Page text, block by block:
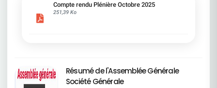
cadre du dialogue social.Bonne lecture !
Compte rendu Plénière Octobre 2025
251,39 Ko
Résumé de l'Assemblée Générale
Société Générale